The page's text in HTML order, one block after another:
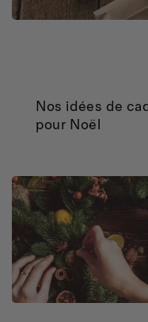
Nos idées de
pour Noël